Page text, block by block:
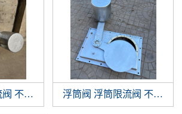
浮筒阀 浮筒限流阀 不锈钢浮筒阀 浮球阀